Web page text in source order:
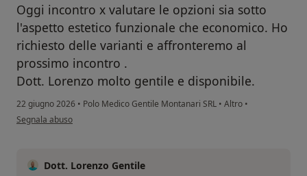
Oggi incontro x valutare le opzioni sia sotto
l'aspetto estetico funzionale che economico. Ho
richiesto delle varianti e affronteremo al
prossimo incontro .
Dott. Lorenzo molto gentile e disponibile.
22 giugno 2026 • Polo Medico Gentile Montanari SRL • Altro •
secondo l'opinione dell'utente MGG
Segnala abuso
Dott. Lorenzo Gentile